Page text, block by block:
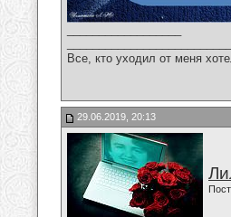
Все, кто уходил от меня
29.06.2019, 20:13